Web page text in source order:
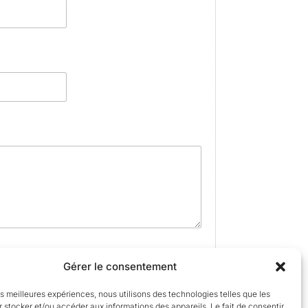
Gérer le consentement
meilleures expériences, nous utilisons des technologies telles que les